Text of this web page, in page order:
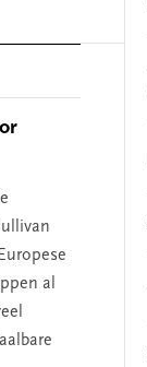
al